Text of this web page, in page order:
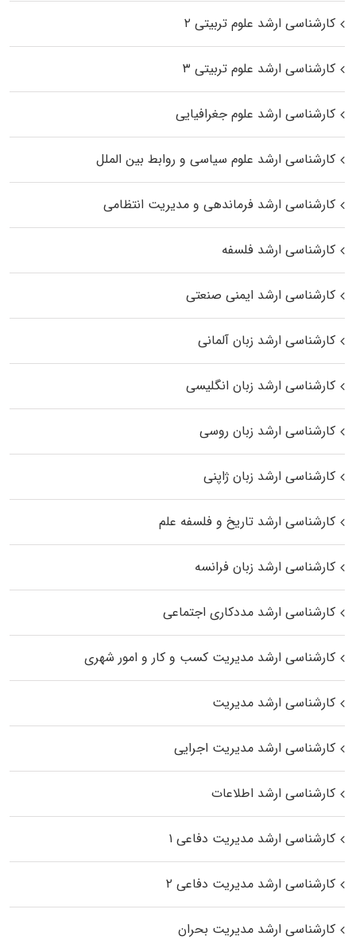
کارشناسی ارشد علوم تربیتی ۲
کارشناسی ارشد علوم تربیتی ۳
کارشناسی ارشد علوم جغرافیایی
کارشناسی ارشد علوم سیاسی و روابط بین الملل
کارشناسی ارشد فرماندهی و مدیریت انتظامی
کارشناسی ارشد فلسفه
کارشناسی ارشد ایمنی صنعتی
کارشناسی ارشد زبان آلمانی
کارشناسی ارشد زبان انگلیسی
کارشناسی ارشد زبان روسی
کارشناسی ارشد زبان ژاپنی
کارشناسی ارشد تاریخ و فلسفه علم
کارشناسی ارشد زبان فرانسه
کارشناسی ارشد مددکاری اجتماعی
کارشناسی ارشد مدیریت کسب و کار و امور شهری
کارشناسی ارشد مدیریت
کارشناسی ارشد مدیریت اجرایی
کارشناسی ارشد اطلاعات
کارشناسی ارشد مدیریت دفاعی ۱
کارشناسی ارشد مدیریت دفاعی ۲
کارشناسی ارشد مدیریت بحران